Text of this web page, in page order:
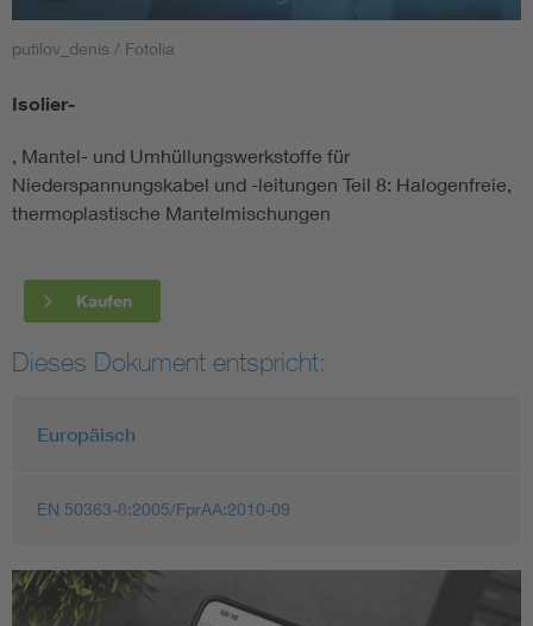
Smart Cities
DKE Fachinformationen im Kontext der Normung
Blitzschutz: DIN EN 62305 in der Übersicht
Cybersecurity in der Industrieautomatisierung
DIN VDE 0100 für sichere Elektroinstallationen
Elektrofachkraft (EFK)
putilov_denis / Fotolia
Isolier-
, Mantel- und Umhüllungswerkstoffe für
Niederspannungskabel und -leitungen Teil 8: Halogenfreie,
thermoplastische Mantelmischungen
Kaufen
Dieses Dokument entspricht:
Europäisch
EN 50363-8:2005/FprAA:2010-09